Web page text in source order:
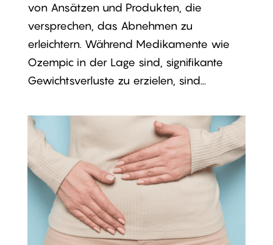
von Ansätzen und Produkten, die
versprechen, das Abnehmen zu
erleichtern. Während Medikamente wie
Ozempic in der Lage sind, signifikante
Gewichtsverluste zu erzielen, sind...